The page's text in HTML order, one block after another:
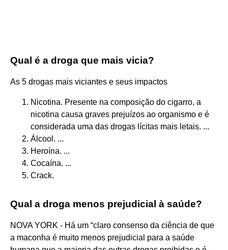
Qual é a droga que mais vicia?
As 5 drogas mais viciantes e seus impactos
Nicotina. Presente na composição do cigarro, a
nicotina causa graves prejuízos ao organismo e é
considerada uma das drogas lícitas mais letais. ...
Álcool. ...
Heroína. ...
Cocaína. ...
Crack.
Qual a droga menos prejudicial à saúde?
NOVA YORK - Há um “claro consenso da ciência de que
a maconha é muito menos prejudicial para a saúde